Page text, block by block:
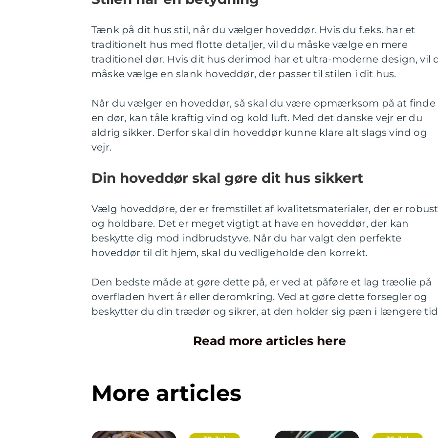
Tænk på dit hus stil, når du vælger hoveddør. Hvis du f.eks. har et
traditionelt hus med flotte detaljer, vil du måske vælge en mere
traditionel dør. Hvis dit hus derimod har et ultra-moderne design, vil
måske vælge en slank hoveddør, der passer til stilen i dit hus.
Når du vælger en hoveddør, så skal du være opmærksom på at finde
en dør, kan tåle kraftig vind og kold luft. Med det danske vejr er du
aldrig sikker. Derfor skal din hoveddør kunne klare alt slags vind og
vejr.
Din hoveddør skal gøre dit hus sikkert
Vælg hoveddøre, der er fremstillet af kvalitetsmaterialer, der er
og holdbare. Det er meget vigtigt at have en hoveddør, der kan
beskytte dig mod indbrudstyve. Når du har valgt den perfekte
hoveddør til dit hjem, skal du vedligeholde den korrekt.
Den bedste måde at gøre dette på, er ved at påføre et lag træolie på
overfladen hvert år eller deromkring. Ved at gøre dette forsegler og
beskytter du din trædør og sikrer, at den holder sig pæn i længere
Read more articles here
More articles